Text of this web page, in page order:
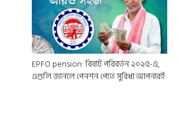
EPFO pension: বিরাট পরিবর্তন ২০২৫-এ,
এগুলি জানলে পেনশন পেতে সুবিধা আপনারই